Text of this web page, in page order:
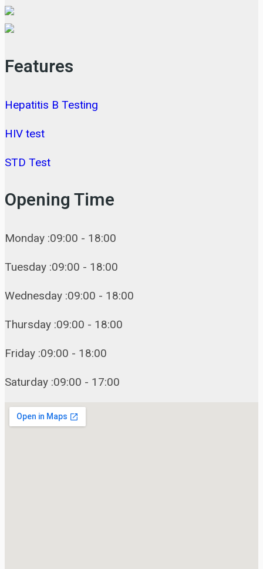
Features
Hepatitis B Testing
HIV test
STD Test
Opening Time
Monday :09:00 - 18:00
Tuesday :09:00 - 18:00
Wednesday :09:00 - 18:00
Thursday :09:00 - 18:00
Friday :09:00 - 18:00
Saturday :09:00 - 17:00